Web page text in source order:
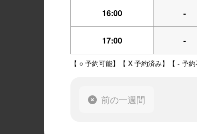
16:00 -
17:00 -
【 ○ 予約可能】【 X 予約済み】【 - 予約
前の一週間